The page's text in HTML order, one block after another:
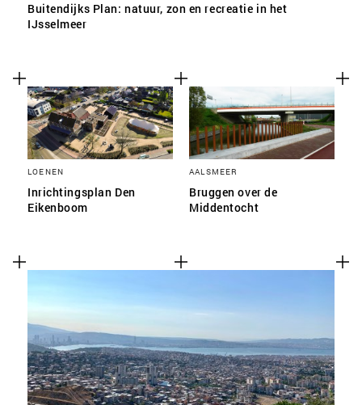
Buitendijks Plan: natuur, zon en recreatie in het
IJsselmeer
LOENEN
Inrichtingsplan Den
Eikenboom
AALSMEER
Bruggen over de
Middentocht